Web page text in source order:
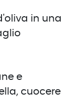
in una
e
cuocere